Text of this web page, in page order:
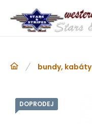
bundy, kabáty
DOPRODEJ